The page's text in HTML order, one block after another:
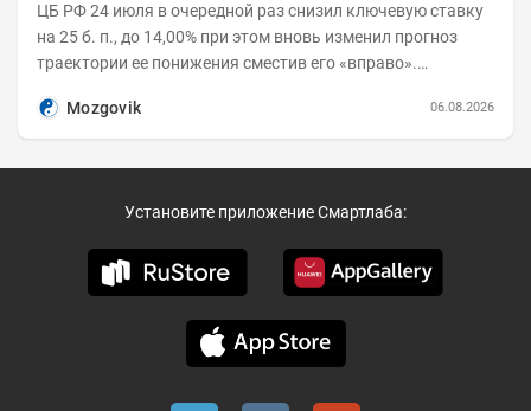
ЦБ РФ 24 июля в очередной раз снизил ключевую ставку
на 25 б. п., до 14,00% при этом вновь изменил прогноз
траектории ее понижения сместив его «вправо».
Mozgovik
06.08.2026
Установите приложение Смартлаба: